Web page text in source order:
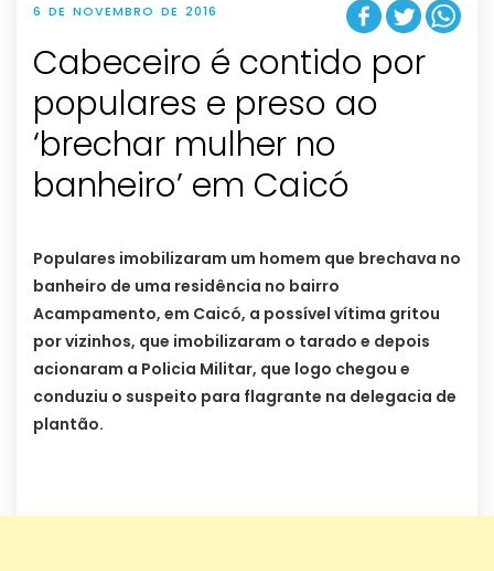
6 DE NOVEMBRO DE 2016
Cabeceiro é contido por
populares e preso ao
‘brechar mulher no
banheiro’ em Caicó
Populares imobilizaram um homem que brechava no
banheiro de uma residência no bairro
Acampamento, em Caicó, a possível vítima gritou
por vizinhos, que imobilizaram o tarado e depois
acionaram a Policia Militar, que logo chegou e
conduziu o suspeito para flagrante na delegacia de
plantão.